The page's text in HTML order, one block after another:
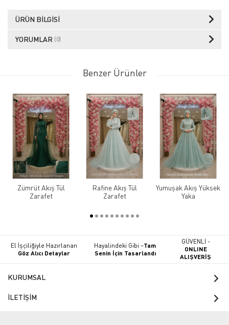
ÜRÜN BILGISI
YORUMLAR (0)
Benzer Ürünler
Zümrüt Akış Tül
Zarafet
Rafine Akış Tül
Zarafet
Yumuşak Akış Yüksek
Yaka
El İşçiliğiyle Hazırlanan
Göz Alıcı Detaylar
Hayalindeki Gibi –Tam
Senin İçin Tasarlandı
GÜVENLİ -
ONLINE
ALIŞVERİŞ
KURUMSAL
İLETİŞİM